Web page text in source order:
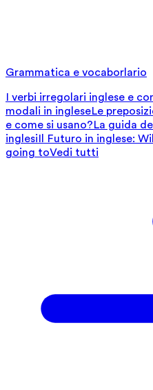
Grammatica e vocaborlario
I verbi irregolari inglese e
modali in ingleseLe
e come si usano?La guida
inglesiIl Futuro in inglese:
going toVedi tutti